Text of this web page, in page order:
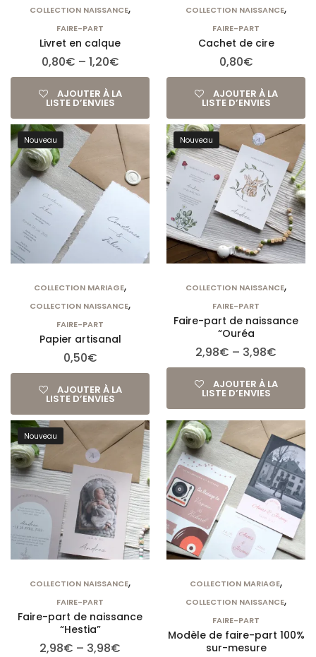
COLLECTION NAISSANCE,
FAIRE-PART
Livret en calque
0,80€ – 1,20€
AJOUTER À LA
LISTE D’ENVIES
COLLECTION NAISSANCE,
FAIRE-PART
Cachet de cire
0,80€
AJOUTER À LA
LISTE D’ENVIES
Nouveau
COLLECTION MARIAGE,
COLLECTION NAISSANCE,
FAIRE-PART
Papier artisanal
0,50€
AJOUTER À LA
LISTE D’ENVIES
Nouveau
COLLECTION NAISSANCE,
FAIRE-PART
Faire-part de naissance
“Ouréa
2,98€ – 3,98€
AJOUTER À LA
LISTE D’ENVIES
Nouveau
COLLECTION NAISSANCE,
FAIRE-PART
Faire-part de naissance
“Hestia”
2,98€ – 3,98€
COLLECTION MARIAGE,
COLLECTION NAISSANCE,
FAIRE-PART
Modèle de faire-part 100%
sur-mesure